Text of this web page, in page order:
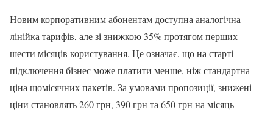
Новим корпоративним абонентам доступна аналогічна
лінійка тарифів, але зі знижкою 35% протягом перших
шести місяців користування. Це означає, що на старті
підключення бізнес може платити менше, ніж стандартна
ціна щомісячних пакетів. За умовами пропозиції, знижені
ціни становлять 260 грн, 390 грн та 650 грн на місяць